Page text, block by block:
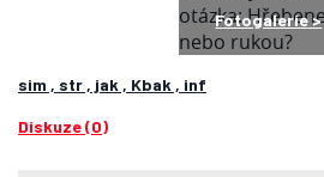
Fotogalerie >
sim , str , jak , Kbak , inf
Diskuze (0)